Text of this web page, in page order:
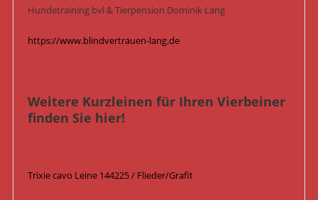
Hundetraining bvl & Tierpension Dominik Lang
https://www.blindvertrauen-lang.de
Weitere Kurzleinen für Ihren Vierbeiner
finden Sie hier!
Trixie cavo Leine 144225 / Flieder/Grafit